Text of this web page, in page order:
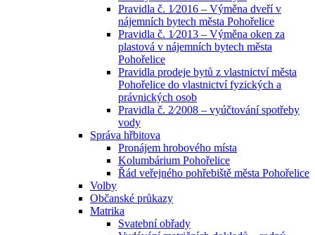
Pravidla č. 1⁄2016 – Výměna dveří v
nájemních bytech města Pohořelice
Pravidla č. 1⁄2013 – Výměna oken za
plastová v nájemních bytech města
Pohořelice
Pravidla prodeje bytů z vlastnictví města
Pohořelice do vlastnictví fyzických a
právnických osob
Pravidla č. 2⁄2008 – vyúčtování spotřeby
vody
Správa hřbitova
Pronájem hrobového místa
Kolumbárium Pohořelice
Řád veřejného pohřebiště města Pohořelice
Volby
Občanské průkazy
Matrika
Svatební obřady